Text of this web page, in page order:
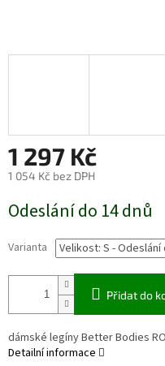
1 297 Kč
1 054 Kč bez DPH
cena:
Odeslání do 14 dnů
Varianta
Přidat do
dámské legíny Better Bodies
Detailní informace